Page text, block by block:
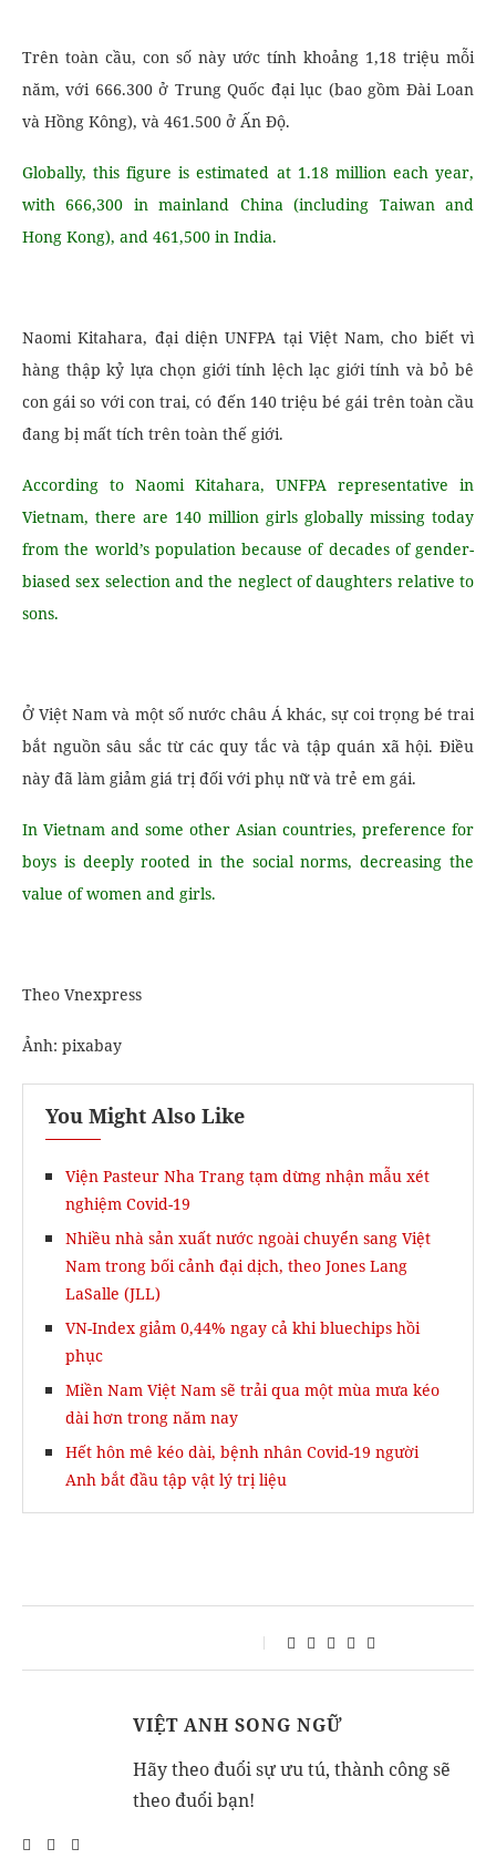
Trên toàn cầu, con số này ước tính khoảng 1,18 triệu mỗi
năm, với 666.300 ở Trung Quốc đại lục (bao gồm Đài Loan
và Hồng Kông), và 461.500 ở Ấn Độ.
Globally, this figure is estimated at 1.18 million each year,
with 666,300 in mainland China (including Taiwan and
Hong Kong), and 461,500 in India.
Naomi Kitahara, đại diện UNFPA tại Việt Nam, cho biết vì
hàng thập kỷ lựa chọn giới tính lệch lạc giới tính và bỏ bê
con gái so với con trai, có đến 140 triệu bé gái trên toàn cầu
đang bị mất tích trên toàn thế giới.
According to Naomi Kitahara, UNFPA representative in
Vietnam, there are 140 million girls globally missing today
from the world’s population because of decades of gender-
biased sex selection and the neglect of daughters relative to
sons.
Ở Việt Nam và một số nước châu Á khác, sự coi trọng bé trai
bắt nguồn sâu sắc từ các quy tắc và tập quán xã hội. Điều
này đã làm giảm giá trị đối với phụ nữ và trẻ em gái.
In Vietnam and some other Asian countries, preference for
boys is deeply rooted in the social norms, decreasing the
value of women and girls.
Theo Vnexpress
Ảnh: pixabay
You Might Also Like
Viện Pasteur Nha Trang tạm dừng nhận mẫu xét
nghiệm Covid-19
Nhiều nhà sản xuất nước ngoài chuyển sang Việt
Nam trong bối cảnh đại dịch, theo Jones Lang
LaSalle (JLL)
VN-Index giảm 0,44% ngay cả khi bluechips hồi
phục
Miền Nam Việt Nam sẽ trải qua một mùa mưa kéo
dài hơn trong năm nay
Hết hôn mê kéo dài, bệnh nhân Covid-19 người
Anh bắt đầu tập vật lý trị liệu
VIỆT ANH SONG NGỮ
Hãy theo đuổi sự ưu tú, thành công sẽ
theo đuổi bạn!